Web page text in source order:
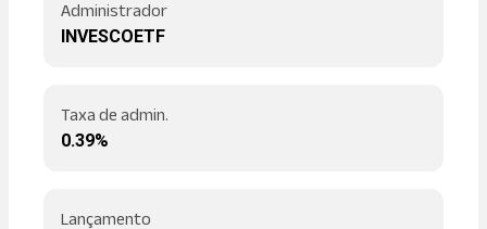
Administrador
INVESCOETF
Taxa de admin.
0.39%
Lançamento